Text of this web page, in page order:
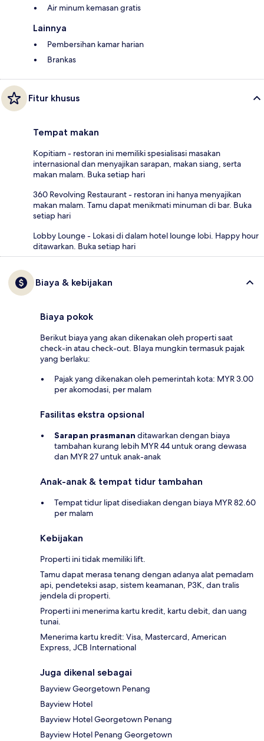
Air minum kemasan gratis
Lainnya
Pembersihan kamar harian
Brankas
Fitur khusus
Tempat makan
Kopitiam - restoran ini memiliki spesialisasi masakan
internasional dan menyajikan sarapan, makan siang, serta
makan malam. Buka setiap hari
360 Revolving Restaurant - restoran ini hanya menyajikan
makan malam. Tamu dapat menikmati minuman di bar. Buka
setiap hari
Lobby Lounge - Lokasi di dalam hotel lounge lobi. Happy hour
ditawarkan. Buka setiap hari
Biaya & kebijakan
Biaya pokok
Berikut biaya yang akan dikenakan oleh properti saat
check-in atau check-out. BIaya mungkin termasuk pajak
yang berlaku:
Pajak yang dikenakan oleh pemerintah kota: MYR 3.00
per akomodasi, per malam
Fasilitas ekstra opsional
Sarapan prasmanan ditawarkan dengan biaya
tambahan kurang lebih MYR 44 untuk orang dewasa
dan MYR 27 untuk anak-anak
Anak-anak & tempat tidur tambahan
Tempat tidur lipat disediakan dengan biaya MYR 82.60
per malam
Kebijakan
Properti ini tidak memiliki lift.
Tamu dapat merasa tenang dengan adanya alat pemadam
api, pendeteksi asap, sistem keamanan, P3K, dan tralis
jendela di properti.
Properti ini menerima kartu kredit, kartu debit, dan uang
tunai.
Menerima kartu kredit: Visa, Mastercard, American
Express, JCB International
Juga dikenal sebagai
Bayview Georgetown Penang
Bayview Hotel
Bayview Hotel Georgetown Penang
Bayview Hotel Penang Georgetown